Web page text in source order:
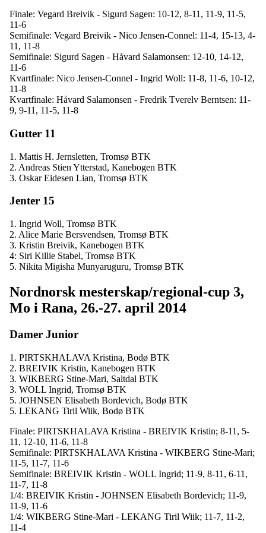
Finale: Vegard Breivik - Sigurd Sagen: 10-12, 8-11, 11-9, 11-5,
11-6
Semifinale: Vegard Breivik - Nico Jensen-Connel: 11-4, 15-13, 4-
11, 11-8
Semifinale: Sigurd Sagen - Håvard Salamonsen: 12-10, 14-12,
11-6
Kvartfinale: Nico Jensen-Connel - Ingrid Woll: 11-8, 11-6, 10-12,
11-8
Kvartfinale: Håvard Salamonsen - Fredrik Tverelv Berntsen: 11-
9, 9-11, 11-5, 11-8
Gutter 11
1. Mattis H. Jernsletten, Tromsø BTK
2. Andreas Stien Ytterstad, Kanebogen BTK
3. Oskar Eidesen Lian, Tromsø BTK
Jenter 15
1. Ingrid Woll, Tromsø BTK
2. Alice Marie Bersvendsen, Tromsø BTK
3. Kristin Breivik, Kanebogen BTK
4: Siri Killie Stabel, Tromsø BTK
5. Nikita Migisha Munyaruguru, Tromsø BTK
Nordnorsk mesterskap/regional-cup 3,
Mo i Rana, 26.-27. april 2014
Damer Junior
1. PIRTSKHALAVA Kristina, Bodø BTK
2. BREIVIK Kristin, Kanebogen BTK
3. WIKBERG Stine-Mari, Saltdal BTK
3. WOLL Ingrid, Tromsø BTK
5. JOHNSEN Elisabeth Bordevich, Bodø BTK
5. LEKANG Tiril Wiik, Bodø BTK
Finale: PIRTSKHALAVA Kristina - BREIVIK Kristin; 8-11, 5-
11, 12-10, 11-6, 11-8
Semifinale: PIRTSKHALAVA Kristina - WIKBERG Stine-Mari;
11-5, 11-7, 11-6
Semifinale: BREIVIK Kristin - WOLL Ingrid; 11-9, 8-11, 6-11,
11-7, 11-8
1/4: BREIVIK Kristin - JOHNSEN Elisabeth Bordevich; 11-9,
11-9, 11-6
1/4: WIKBERG Stine-Mari - LEKANG Tiril Wiik; 11-7, 11-2,
11-4